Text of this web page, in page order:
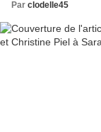
Par clodelle45